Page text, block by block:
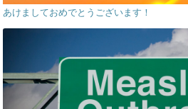
あけましておめでとうございます！